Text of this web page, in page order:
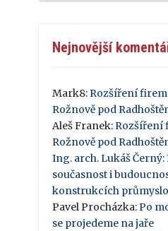
Nejnovější
Mark8:Rozšíření
Rožnově pod
Aleš Franek:Rozšíření
Rožnově pod
Ing. arch. Lukáš Černý:
současnost i
konstrukcích
Pavel Procházka:Po
se projedeme na jaře